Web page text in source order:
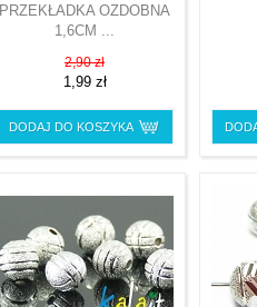
PRZEKŁADKA OZDOBNA
1,6CM ...
2,90 zł
1,99 zł
DODAJ DO KOSZYKA